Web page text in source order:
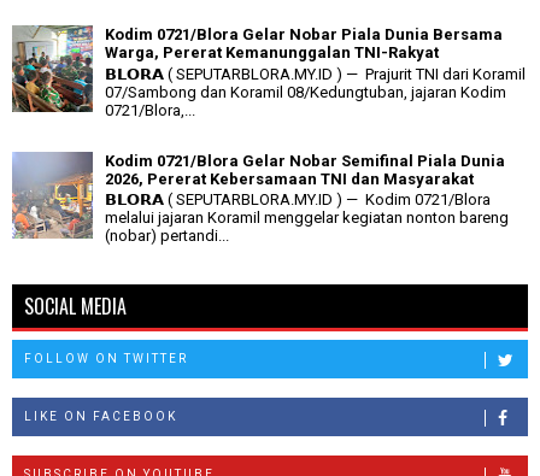
Kodim 0721/Blora Gelar Nobar Piala Dunia Bersama
Warga, Pererat Kemanunggalan TNI-Rakyat
𝗕𝗟𝗢𝗥𝗔 ( SEPUTARBLORA.MY.ID ) — Prajurit TNI dari Koramil
07/Sambong dan Koramil 08/Kedungtuban, jajaran Kodim
0721/Blora,...
Kodim 0721/Blora Gelar Nobar Semifinal Piala Dunia
2026, Pererat Kebersamaan TNI dan Masyarakat
𝗕𝗟𝗢𝗥𝗔 ( SEPUTARBLORA.MY.ID ) — Kodim 0721/Blora
melalui jajaran Koramil menggelar kegiatan nonton bareng
(nobar) pertandi...
SOCIAL MEDIA
FOLLOW ON TWITTER
LIKE ON FACEBOOK